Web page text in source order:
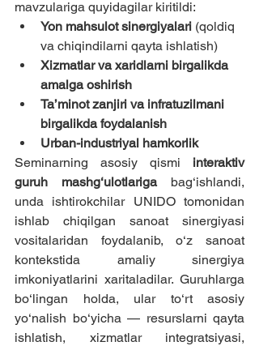
mavzulariga quyidagilar kiritildi:
Yon mahsulot sinergiyalari (qoldiq
va chiqindilarni qayta ishlatish)
Xizmatlar va xaridlarni birgalikda
amalga oshirish
Ta’minot zanjiri va infratuzilmani
birgalikda foydalanish
Urban-industriyal hamkorlik
Seminarning asosiy qismi interaktiv
guruh mashg‘ulotlariga bag‘ishlandi,
unda ishtirokchilar UNIDO tomonidan
ishlab chiqilgan sanoat sinergiyasi
vositalaridan foydalanib, o‘z sanoat
kontekstida amaliy sinergiya
imkoniyatlarini xaritaladilar. Guruhlarga
bo‘lingan holda, ular to‘rt asosiy
yo‘nalish bo‘yicha — resurslarni qayta
ishlatish, xizmatlar integratsiyasi,